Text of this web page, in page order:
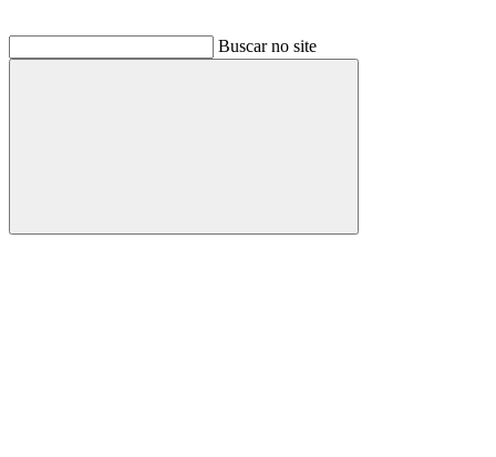
Buscar no site
Buscar